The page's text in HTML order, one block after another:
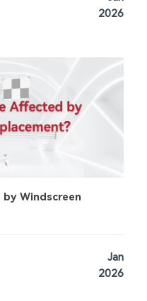
2026
Windscreen
Jan
2026